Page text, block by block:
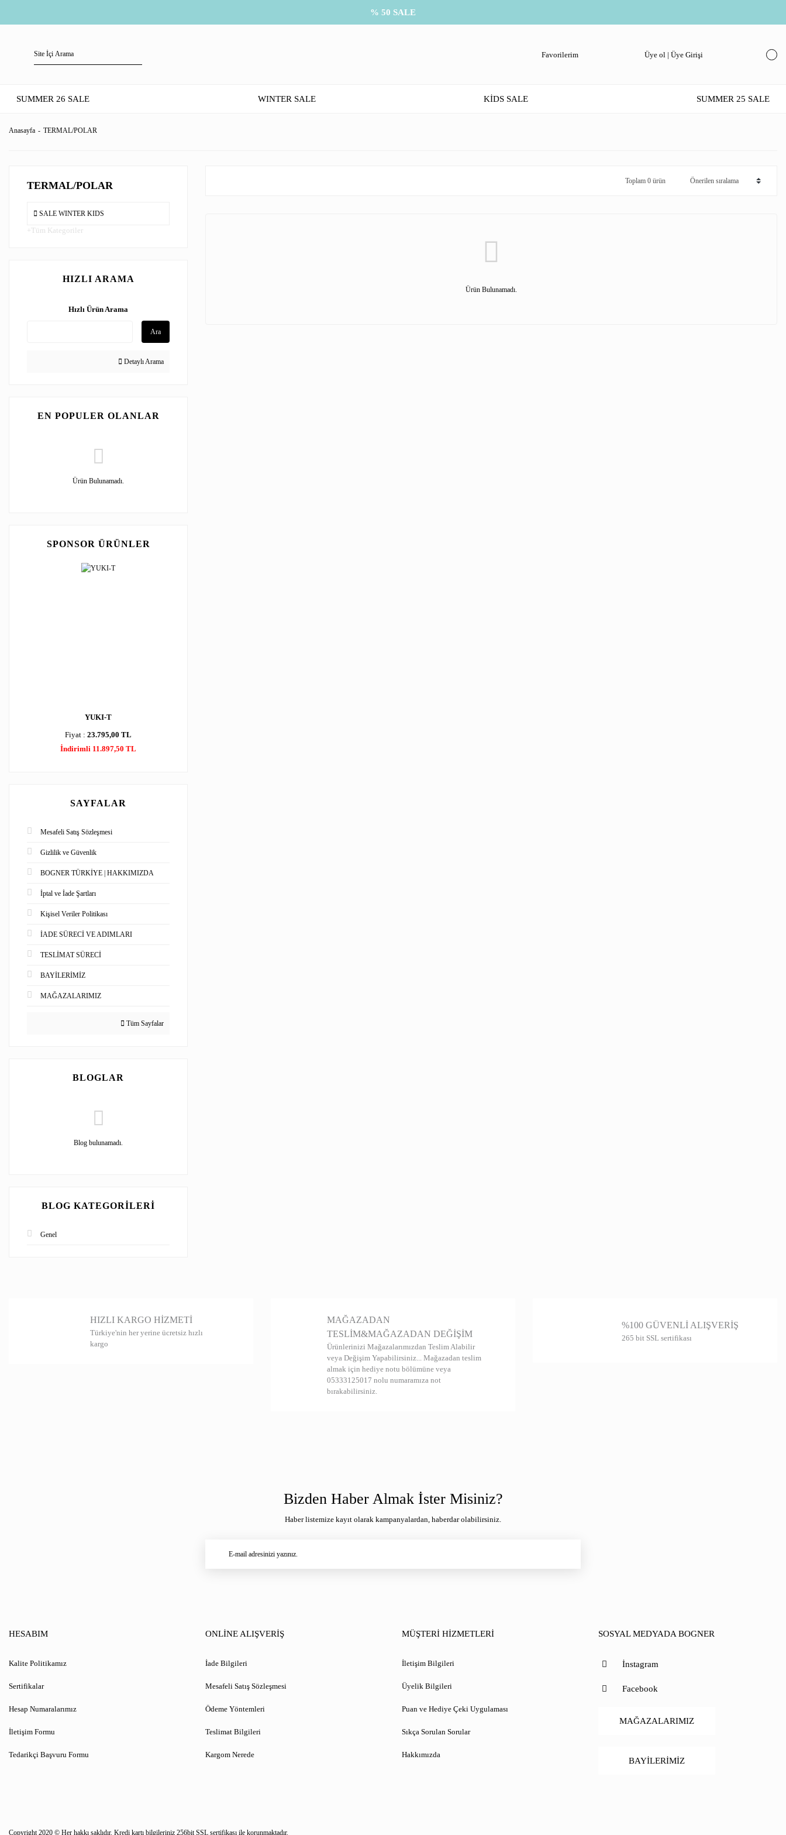
% 50 SALE
Favorilerim Üye ol | Üye Girişi
SUMMER 26 SALE WINTER SALE KİDS SALE SUMMER 25 SALE
Anasayfa TERMAL/POLAR
TERMAL/POLAR
SALE WINTER KIDS
Tüm Kategoriler
HIZLI ARAMA
Hızlı Ürün Arama
Ara
Detaylı Arama
EN POPULER OLANLAR
Ürün Bulunamadı.
SPONSOR ÜRÜNLER
YUKI-T
Fiyat : 23.795,00 TL
İndirimli 11.897,50 TL
SAYFALAR
Mesafeli Satış Sözleşmesi
Gizlilik ve Güvenlik
BOGNER TÜRKİYE | HAKKIMIZDA
İptal ve İade Şartları
Kişisel Veriler Politikası
İADE SÜRECİ VE ADIMLARI
TESLİMAT SÜRECİ
BAYİLERİMİZ
MAĞAZALARIMIZ
Tüm Sayfalar
BLOGLAR
Blog bulunamadı.
BLOG KATEGORILERI
Genel
Toplam 0 ürün
Ürün Bulunamadı.
HIZLI KARGO HİZMETİ
Türkiye'nin her yerine ücretsiz hızlı
kargo
MAĞAZADAN
TESLİM&MAĞAZADAN DEĞİŞİM
Ürünlerinizi Mağazalarımızdan Teslim Alabilir
veya Değişim Yapabilirsiniz... Mağazadan teslim
almak için hediye notu bölümüne veya
05333125017 nolu numaramıza not
bırakabilirsiniz.
%100 GÜVENLİ ALIŞVERİŞ
265 bit SSL sertifikası
Bizden Haber Almak İster Misiniz?
Haber listemize kayıt olarak kampanyalardan, haberdar olabilirsiniz.
HESABIM
Kalite Politikamız
Sertifikalar
Hesap Numaralarımız
İletişim Formu
Tedarikçi Başvuru Formu
ONLİNE ALIŞVERİŞ
İade Bilgileri
Mesafeli Satış Sözleşmesi
Ödeme Yöntemleri
Teslimat Bilgileri
Kargom Nerede
MÜŞTERİ HİZMETLERİ
İletişim Bilgileri
Üyelik Bilgileri
Puan ve Hediye Çeki Uygulaması
Sıkça Sorulan Sorular
Hakkımızda
SOSYAL MEDYADA BOGNER
İnstagram
Facebook
MAĞAZALARIMIZ
BAYİLERİMİZ
Copyright 2020 © Her hakkı saklıdır. Kredi kartı bilgileriniz 256bit SSL sertifikası ile korunmaktadır.